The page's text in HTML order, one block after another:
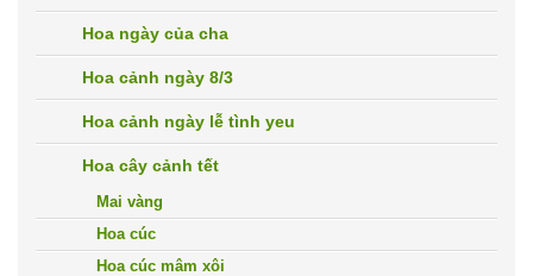
Hoa ngày của cha
Hoa cảnh ngày 8/3
Hoa cảnh ngày lễ tình yeu
Hoa cây cảnh tết
Mai vàng
Hoa cúc
Hoa cúc mâm xôi